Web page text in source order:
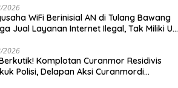
2026
WiFi Berinisial AN di Tulang Bawang
Jual Layanan Internet Ilegal, Tak Miliki Uji
2026
Komplotan Curanmor Residivis
Polisi, Delapan Aksi Curanmordi